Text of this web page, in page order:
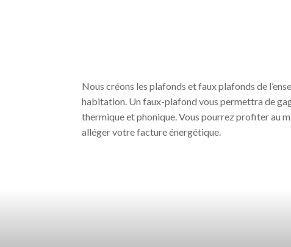
Nous créons les plafonds et faux plafonds de
habitation. Un faux-plafond vous permettra de
thermique et phonique. Vous pourrez profiter au
alléger votre facture énergétique.